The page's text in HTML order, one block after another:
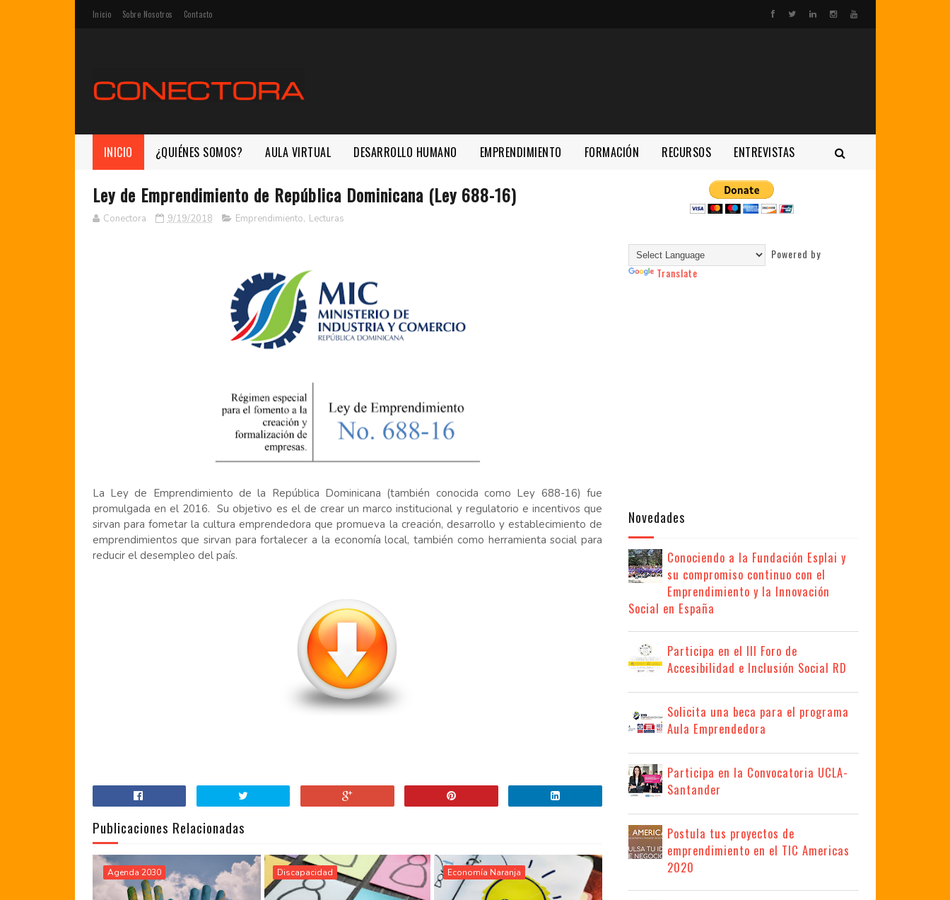
Inicio Sobre Nosotros Contacto
INICIO ¿QUIÉNES SOMOS? AULA VIRTUAL DESARROLLO HUMANO EMPRENDIMIENTO FORMACIÓN RECURSOS ENTREVISTAS
Ley de Emprendimiento de República Dominicana (Ley 688-16)
Conectora 9/19/2018 Emprendimiento, Lecturas
La Ley de Emprendimiento de la República Dominicana (también conocida como Ley 688-16) fue
promulgada en el 2016. Su objetivo es el de crear un marco institucional y regulatorio e incentivos que
sirvan para fometar la cultura emprendedora que promueva la creación, desarrollo y establecimiento de
emprendimientos que sirvan para fortalecer a la economía local, también como herramienta social para
reducir el desempleo del país.
Publicaciones Relacionadas
Agenda 2030 Discapacidad Economía Naranja
Powered by
Translate
Novedades
Conociendo a la Fundación Esplai y
su compromiso continuo con el
Emprendimiento y la Innovación
Social en España
Participa en el III Foro de
Accesibilidad e Inclusión Social RD
Solicita una beca para el programa
Aula Emprendedora
Participa en la Convocatoria UCLA-
Santander
Postula tus proyectos de
emprendimiento en el TIC Americas
2020